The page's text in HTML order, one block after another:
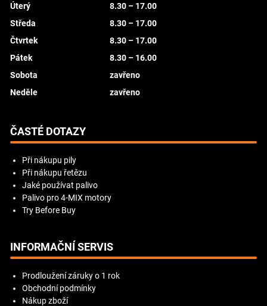
Úterý
8.30 – 17.00
Středa
8.30 – 17.00
Čtvrtek
8.30 – 17.00
Pátek
8.30 – 16.00
Sobota
zavřeno
Neděle
zavřeno
ČASTÉ DOTAZY
Při nákupu pily
Při nákupu řetězu
Jaké používat palivo
Palivo pro 4-MIX motory
Try Before Buy
INFORMAČNÍ SERVIS
Prodloužení záruky o 1 rok
Obchodní podmínky
Nákup zboží